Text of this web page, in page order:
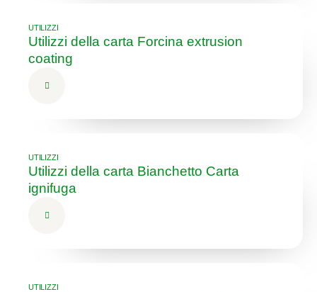
UTILIZZI
Utilizzi della carta Forcina extrusion
coating
UTILIZZI
Utilizzi della carta Bianchetto Carta
ignifuga
UTILIZZI